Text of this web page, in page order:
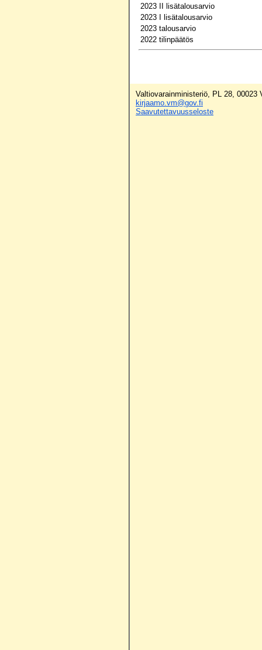
2023 II lisätalousarvio
2023 I lisätalousarvio
2023 talousarvio
2022 tilinpäätös
Valtiovarainministeriö, PL 28, 00023
kirjaamo.vm@gov.fi
Saavutettavuusseloste